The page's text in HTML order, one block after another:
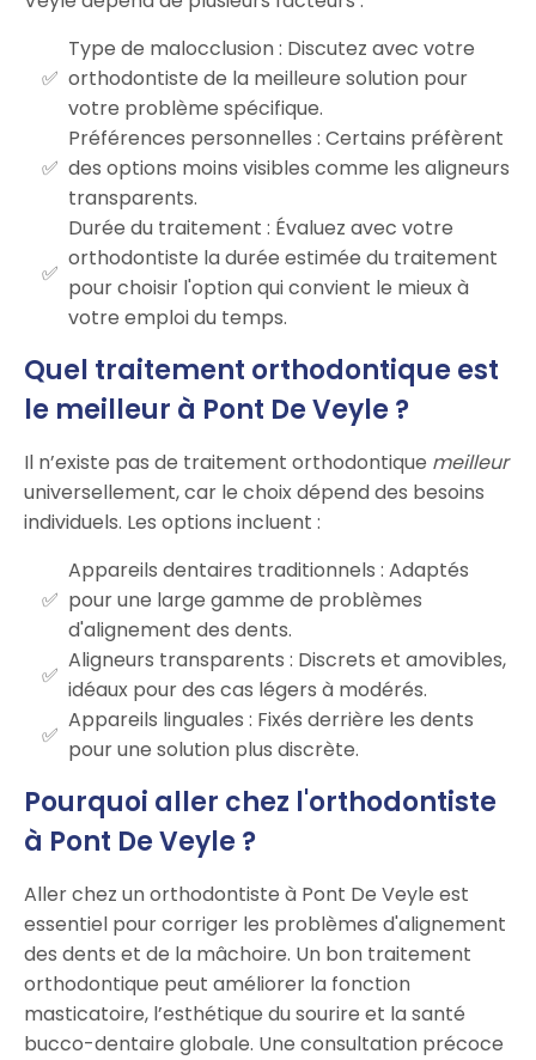
Type de malocclusion : Discutez avec votre
orthodontiste de la meilleure solution pour
votre problème spécifique.
Préférences personnelles : Certains préfèrent
des options moins visibles comme les aligneurs
transparents.
Durée du traitement : Évaluez avec votre
orthodontiste la durée estimée du traitement
pour choisir l'option qui convient le mieux à
votre emploi du temps.
Quel traitement orthodontique est
le meilleur à Pont De Veyle ?
Il n’existe pas de traitement orthodontique meilleur
universellement, car le choix dépend des besoins
individuels. Les options incluent :
Appareils dentaires traditionnels : Adaptés
pour une large gamme de problèmes
d'alignement des dents.
Aligneurs transparents : Discrets et amovibles,
idéaux pour des cas légers à modérés.
Appareils linguales : Fixés derrière les dents
pour une solution plus discrète.
Pourquoi aller chez l'orthodontiste
à Pont De Veyle ?
Aller chez un orthodontiste à Pont De Veyle est
essentiel pour corriger les problèmes d'alignement
des dents et de la mâchoire. Un bon traitement
orthodontique peut améliorer la fonction
masticatoire, l’esthétique du sourire et la santé
bucco-dentaire globale. Une consultation précoce